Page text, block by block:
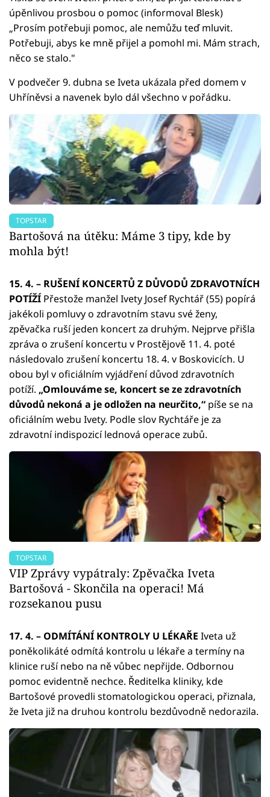
úpěnlivou prosbou o pomoc (informoval Blesk)
„Prosím potřebuji pomoc, ale nemůžu teď mluvit.
Potřebuji, abys ke mně přijel a pomohl mi. Mám strach,
něco se stalo."
V podvečer 9. dubna se Iveta ukázala před domem v
Uhříněvsi a navenek bylo dál všechno v pořádku.
TOPSTAR
Bartošová na útěku: Máme 3 tipy, kde by
mohla být!
15. 4. – RUŠENÍ KONCERTŮ Z DŮVODŮ ZDRAVOTNÍCH
POTÍŽÍ Přestože manžel Ivety Josef Rychtář (55) popírá
jakékoli pomluvy o zdravotním stavu své ženy,
zpěvačka ruší jeden koncert za druhým. Nejprve přišla
zpráva o zrušení koncertu v Prostějově 11. 4. poté
následovalo zrušení koncertu 18. 4. v Boskovicích. U
obou byl v oficiálním vyjádření důvod zdravotních
potíží. „Omlouváme se, koncert se ze zdravotních
důvodů nekoná a je odložen na neurčito,“ píše se na
oficiálním webu Ivety. Podle slov Rychtáře je za
zdravotní indispozicí lednová operace zubů.
TOPSTAR
VIP Zprávy vypátraly: Zpěvačka Iveta
Bartošová - Skončila na operaci! Má
rozsekanou pusu
17. 4. – ODMÍTÁNÍ KONTROLY U LÉKAŘE Iveta už
poněkolikáté odmítá kontrolu u lékaře a termíny na
klinice ruší nebo na ně vůbec nepřijde. Odbornou
pomoc evidentně nechce. Ředitelka kliniky, kde
Bartošové provedli stomatologickou operaci, přiznala,
že Iveta již na druhou kontrolu bezdůvodně nedorazila.